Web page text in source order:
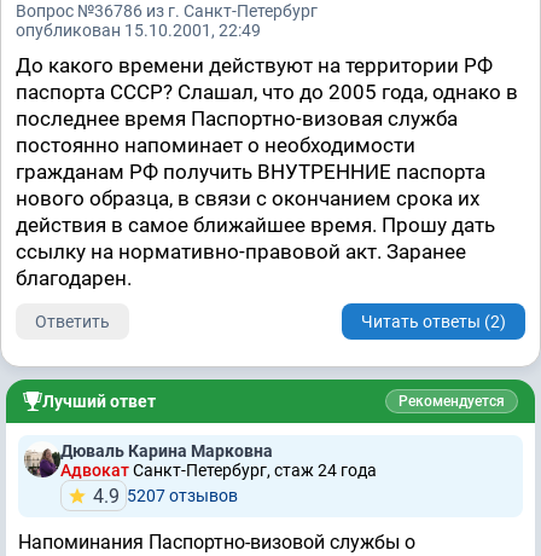
Вопрос №36786 из г. Санкт-Петербург
опубликован 15.10.2001, 22:49
До какого времени действуют на территории РФ
паспорта СССР? Слашал, что до 2005 года, однако в
последнее время Паспортно-визовая служба
постоянно напоминает о необходимости
гражданам РФ получить ВНУТРЕННИЕ паспорта
нового образца, в связи с окончанием срока их
действия в самое ближайшее время. Прошу дать
ссылку на нормативно-правовой акт. Заранее
благодарен.
Ответить Читать ответы (2)
Лучший ответ Рекомендуется
Дюваль Карина Марковна
АдвокатСанкт-Петербург, стаж 24 годa
4.9 5207 отзывов
Напоминания Паспортно-визовой службы о